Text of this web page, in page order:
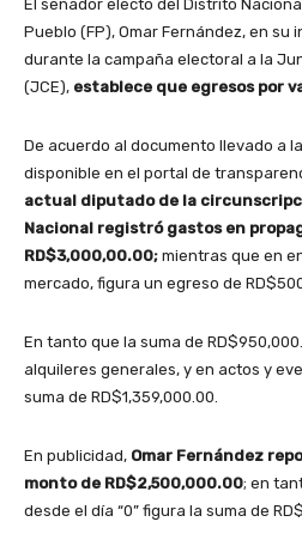
El senador electo del Distrito
Pueblo (FP), Omar Fernández, en su
durante la campaña electoral a la
(JCE), establece que egresos por
De acuerdo al documento llevado a
disponible en el portal de
actual diputado de la
Nacional registró gastos en
RD$3,000,00.00; mientras que en
mercado, figura un egreso de
En tanto que la suma de
alquileres generales, y en actos y
suma de RD$1,359,000.00.
En publicidad, Omar Fernández
monto de RD$2,500,000.00; en
desde el día “0” figura la suma de